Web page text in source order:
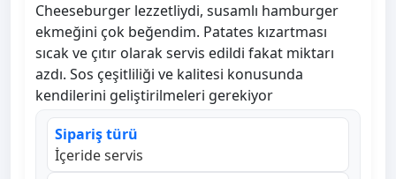
Cheeseburger lezzetliydi, susamlı hamburger
ekmeğini çok beğendim. Patates kızartması
sıcak ve çıtır olarak servis edildi fakat miktarı
azdı. Sos çeşitliliği ve kalitesi konusunda
kendilerini geliştirilmeleri gerekiyor
Sipariş türü
İçeride servis